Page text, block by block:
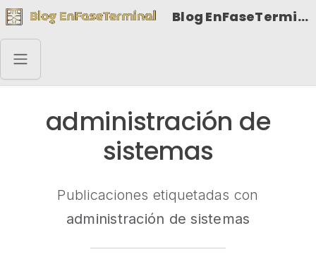
Blog EnFaseTerminal
administración de
sistemas
Publicaciones etiquetadas con
administración de sistemas